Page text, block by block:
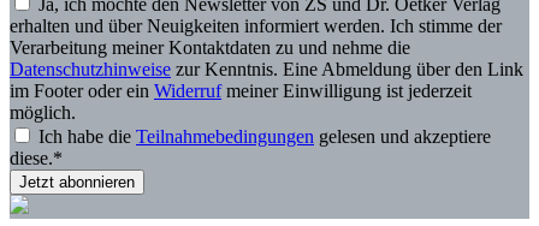
Natürlich Schritt für Schritt illustriert und perfekt in Szene gesetzt
mit über 400 brillanten Food- und Step-Fotos von Anna Pribyl.
erhalten und über Neuigkeiten informiert werden. Ich stimme der
Verarbeitung meiner Kontaktdaten zu und nehme die
Datenschutzhinweise zur Kenntnis. Eine Abmeldung über den Link
im Footer oder ein Widerrufmeiner Einwilligung ist jederzeit
möglich.
Ich habe die Teilnahmebedingungen gelesen und akzeptiere
diese.*